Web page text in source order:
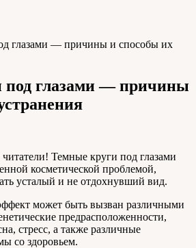
глазами — причины и способы их
под глазами — причины
Темные круги под глазами
косметической проблемой,
усталый и не отдохнувший вид.
может быть вызван различными
предрасположенности,
стресс, а также различные
со здоровьем.